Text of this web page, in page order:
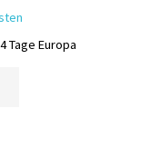
Produktseite
gewählt
Tage Europa